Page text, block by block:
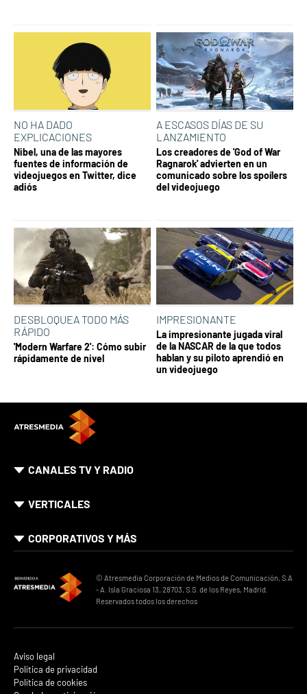
NO HA DADO
EXPLICACIONES
Nibel, una de las mayores
fuentes de información de
videojuegos en Twitter, dice
adiós
A ESCASOS DÍAS DE SU
LANZAMIENTO
Los creadores de 'God of War
Ragnarok' advierten en un
comunicado sobre los spoílers
del videojuego
DESBLOQUEA TODO MÁS
RÁPIDO
'Modern Warfare 2': Cómo subir
rápidamente de nivel
IMPRESIONANTE
La impresionante jugada viral
de la NASCAR de la que todos
hablan y su piloto aprendió en
un videojuego
CANALES TV Y RADIO
VERTICALES
CORPORATIVOS Y MÁS
© Atresmedia Corporación de Medios de Comunicación, S.A
- A. Isla Graciosa 13, 28703, S.S. de los Reyes, Madrid.
Reservados todos los derechos
Aviso legal
Política de privacidad
Política de cookies